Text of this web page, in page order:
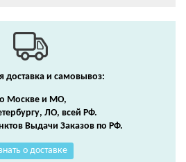
доставка и самовывоз:
Москве и МО,
ЛО, всей РФ.
Выдачи Заказов по РФ.
о доставке